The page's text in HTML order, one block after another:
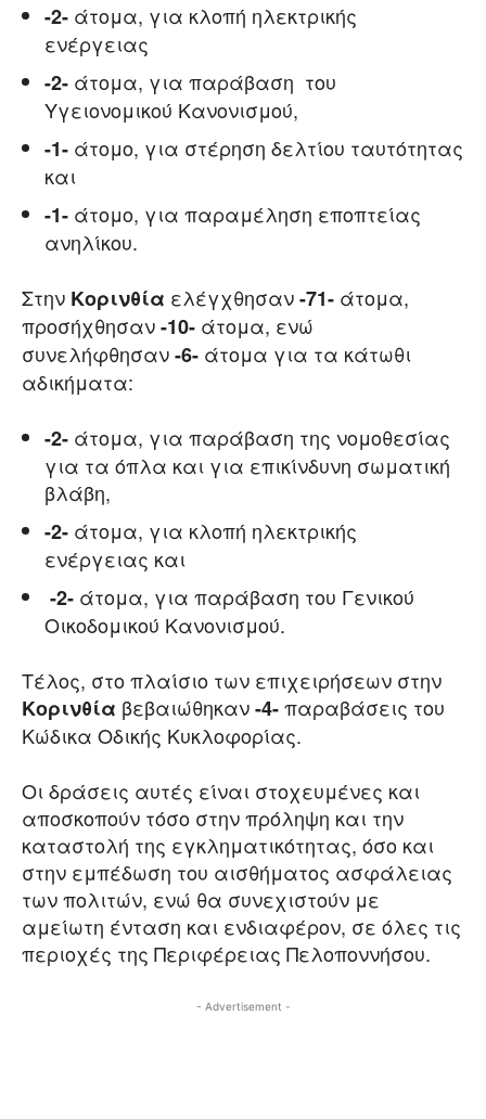
-2- άτομα, για κλοπή ηλεκτρικής
ενέργειας
-2- άτομα, για παράβαση του
Υγειονομικού Κανονισμού,
-1- άτομο, για στέρηση δελτίου ταυτότητας
και
-1- άτομο, για παραμέληση εποπτείας
ανηλίκου.
Στην Κορινθία ελέγχθησαν-71- άτομα,
προσήχθησαν-10- άτομα, ενώ
συνελήφθησαν-6- άτομα για τα κάτωθι
αδικήματα:
-2- άτομα, για παράβαση της νομοθεσίας
για τα όπλα και για επικίνδυνη σωματική
βλάβη,
-2- άτομα, για κλοπή ηλεκτρικής
ενέργειας και
-2- άτομα, για παράβαση του Γενικού
Οικοδομικού Κανονισμού.
Τέλος, στο πλαίσιο των επιχειρήσεων στην
Κορινθία βεβαιώθηκαν-4-παραβάσεις του
Κώδικα Οδικής Κυκλοφορίας.
Οι δράσεις αυτές είναι στοχευμένες και
αποσκοπούν τόσο στην πρόληψη και την
καταστολή της εγκληματικότητας, όσο και
στην εμπέδωση του αισθήματος ασφάλειας
των πολιτών, ενώ θα συνεχιστούν με
αμείωτη ένταση και ενδιαφέρον, σε όλες τις
περιοχές της Περιφέρειας Πελοποννήσου.
- Advertisement -